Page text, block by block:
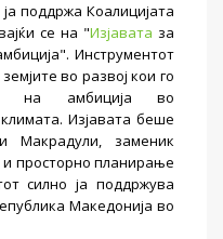
поддржа Коалицијата
се на "Изјавата за
Инструментот
во развој кои го
на амбиција во
Изјавата беше
Макрадули, заменик
просторно планирање
силно ја поддржува
Македонија во